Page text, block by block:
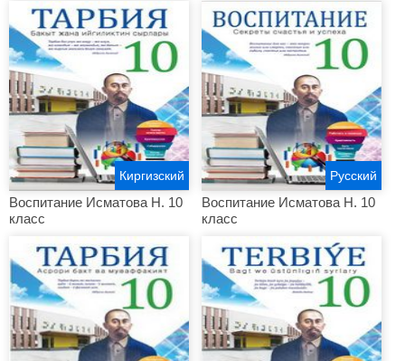
Воспитание Исматова Н. 10
класс
Киргизский
Воспитание Исматова Н. 10
класс
Русский